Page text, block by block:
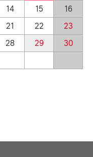
14 15
16
21 22
23
28 29
30